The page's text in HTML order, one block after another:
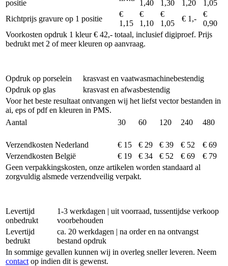
positie
1,40
1,30
1,20
1,05
Richtprijs gravure op 1 positie
€
1,15
€
1,10
€
1,05
€ 1,-
€
0,90
Voorkosten opdruk 1 kleur € 42,- totaal, inclusief digiproef. Prijs
bedrukt met 2 of meer kleuren op aanvraag.
Opdruk op porselein
krasvast en vaatwasmachinebestendig
Opdruk op glas
krasvast en afwasbestendig
Voor het beste resultaat ontvangen wij het liefst vector bestanden in
ai, eps of pdf en kleuren in PMS.
Aantal
30 60 120 240 480
Verzendkosten Nederland € 15 € 29 € 39 € 52
€ 69
Verzendkosten België
€ 19 € 34 € 52 € 69
€ 79
Geen verpakkingskosten, onze artikelen worden standaard al
zorgvuldig alsmede verzendveilig verpakt.
Levertijd
onbedrukt
1-3 werkdagen | uit voorraad, tussentijdse verkoop
voorbehouden
Levertijd
bedrukt
ca. 20 werkdagen | na order en na ontvangst
bestand opdruk
In sommige gevallen kunnen wij in overleg sneller leveren. Neem
contact op indien dit is gewenst.